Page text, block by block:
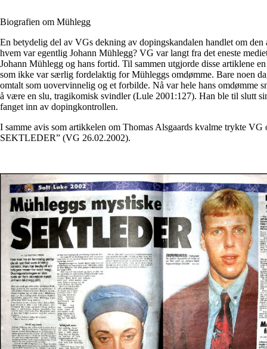
Biografien om Mühlegg
En betydelig del av VGs dekning av dopingskandalen handlet om den
hvem var egentlig Johann Mühlegg? VG var langt fra det eneste
Johann Mühlegg og hans fortid. Til sammen utgjorde disse artiklene
som ikke var særlig fordelaktig for Mühleggs omdømme. Bare noen
omtalt som uovervinnelig og et forbilde. Nå var hele hans omdømme
å være en slu, tragikomisk svindler (Lule 2001:127). Han ble til slutt
fanget inn av dopingkontrollen.
I samme avis som artikkelen om Thomas Alsgaards kvalme trykte VG
SEKTLEDER” (VG 26.02.2002).